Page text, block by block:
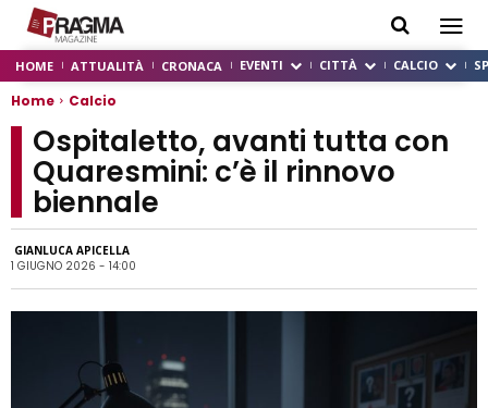
HOME ATTUALITÀ CRONACA EVENTI CITTÀ CALCIO
Home Calcio
Ospitaletto, avanti tutta con
Quaresmini: c’è il rinnovo
biennale
GIANLUCA APICELLA
1 GIUGNO 2026 - 14:00